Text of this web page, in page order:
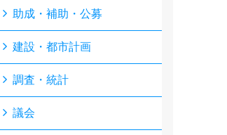
助成・補助・公募
建設・都市計画
調査・統計
議会